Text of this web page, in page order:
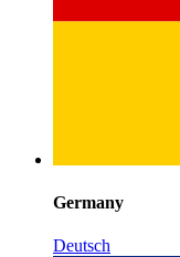
Germany
Deutsch